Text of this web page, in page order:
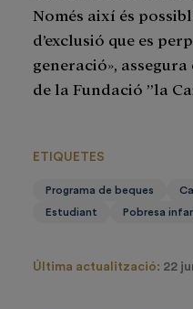
Només així és
d’exclusió que es
generació»,
de la Fundació ”la
ETIQUETES
Programa de beques
Estudiant
Pobresa
Última actualització: 22